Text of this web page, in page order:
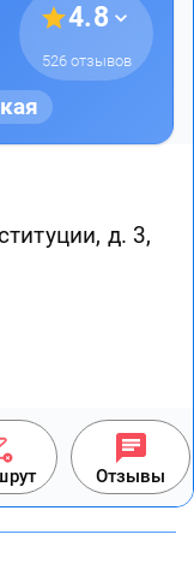
4.8
526 отзывов
д. 3,
Отзывы